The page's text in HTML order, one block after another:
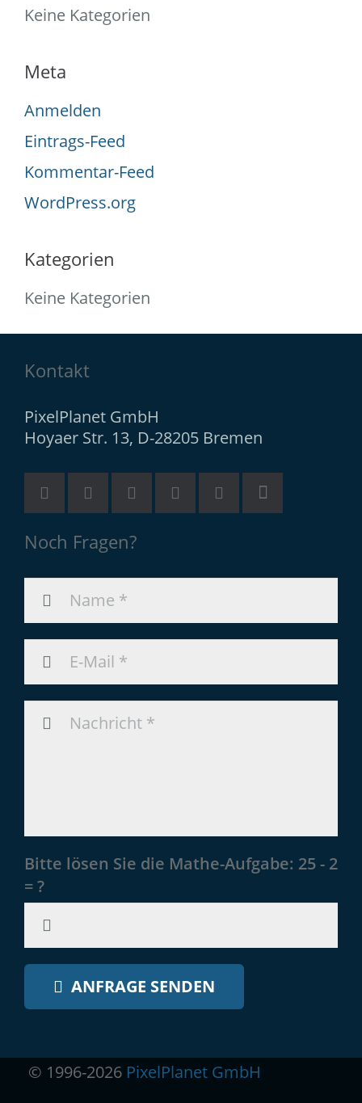
Keine Kategorien
Meta
Anmelden
Eintrags-Feed
Kommentar-Feed
WordPress.org
Kategorien
Keine Kategorien
Kontakt
PixelPlanet GmbH
Hoyaer Str. 13, D-28205 Bremen
Noch Fragen?
Bitte lösen Sie die Mathe-Aufgabe: 25 - 2
= ?
ANFRAGE SENDEN
© 1996-2026 PixelPlanet GmbH